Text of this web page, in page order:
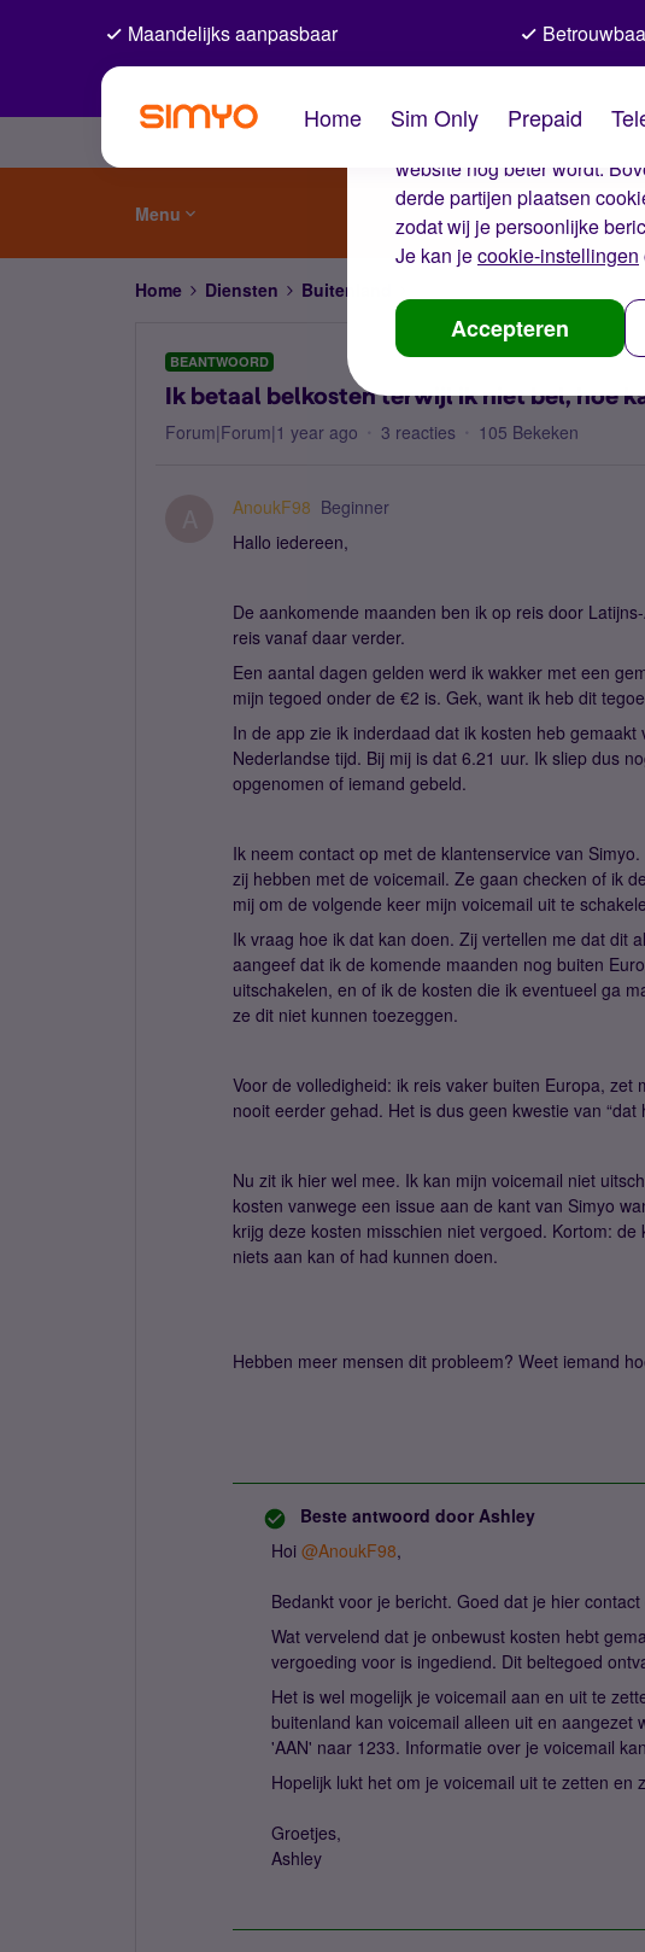
De cookies
Wij gebruiken cookies op
website nog beter wordt.
derde partijen plaatsen
zodat wij je persoonlijke
Je kan jecookie-instellingen
Accepteren
Maandelijks aanpasbaar
Home Sim Only Prepaid
Menu
Home Diensten Buitenland
BEANTWOORD
Ik betaal belkosten terwijl ik niet bel, hoe
Forum|Forum|1 year ago 3 reacties 105 Bekeken
AnoukF98 Beginner
Hallo iedereen,
De aankomende maanden ben ik op reis door
reis vanaf daar verder.
Een aantal dagen gelden werd ik wakker met een
mijn tegoed onder de €2 is. Gek, want ik heb dit
In de app zie ik inderdaad dat ik kosten heb
Nederlandse tijd. Bij mij is dat 6.21 uur. Ik sliep dus
opgenomen of iemand gebeld.
Ik neem contact op met de klantenservice van
zij hebben met de voicemail. Ze gaan checken of ik
mij om de volgende keer mijn voicemail uit te
Ik vraag hoe ik dat kan doen. Zij vertellen me dat dit
aangeef dat ik de komende maanden nog buiten
uitschakelen, en of ik de kosten die ik eventueel ga
ze dit niet kunnen toezeggen.
Voor de volledigheid: ik reis vaker buiten Europa,
nooit eerder gehad. Het is dus geen kwestie van “dat
Nu zit ik hier wel mee. Ik kan mijn voicemail niet
kosten vanwege een issue aan de kant van Simyo
krijg deze kosten misschien niet vergoed. Kortom:
niets aan kan of had kunnen doen.
Hebben meer mensen dit probleem? Weet iemand
Beste antwoord door Ashley
Hoi @AnoukF98,
Bedankt voor je bericht. Goed dat je hier
Wat vervelend dat je onbewust kosten hebt
vergoeding voor is ingediend. Dit beltegoed
Het is wel mogelijk je voicemail aan en uit te
buitenland kan voicemail alleen uit en
'AAN' naar 1233. Informatie over je voicemail
Hopelijk lukt het om je voicemail uit te zetten
Groetjes,
Ashley